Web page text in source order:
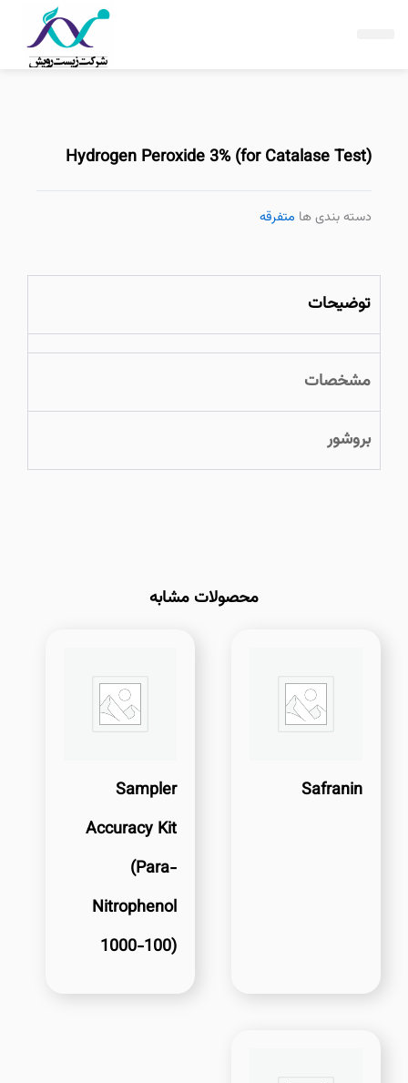
Hydrogen Peroxide 3% (for Catalase Test)
دسته بندی ها متفرقه
توضیحات
مشخصات
بروشور
محصولات مشابه
Safranin
Sampler
Accuracy Kit
(Para-
Nitrophenol
1000-100)